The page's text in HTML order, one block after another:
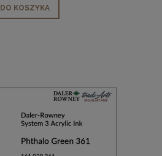
DO KOSZYKA